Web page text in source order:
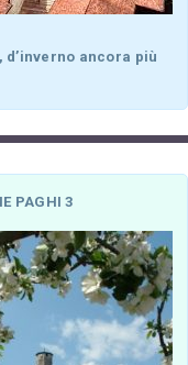
ancora più
PAGHI 3